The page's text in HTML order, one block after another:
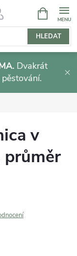
HLEDAT
NÁKUPNÍ
KOŠÍK
Dvakrát
v
průměr